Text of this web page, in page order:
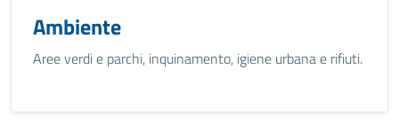
Ambiente
Aree verdi e parchi, inquinamento, igiene urbana e rifiuti.